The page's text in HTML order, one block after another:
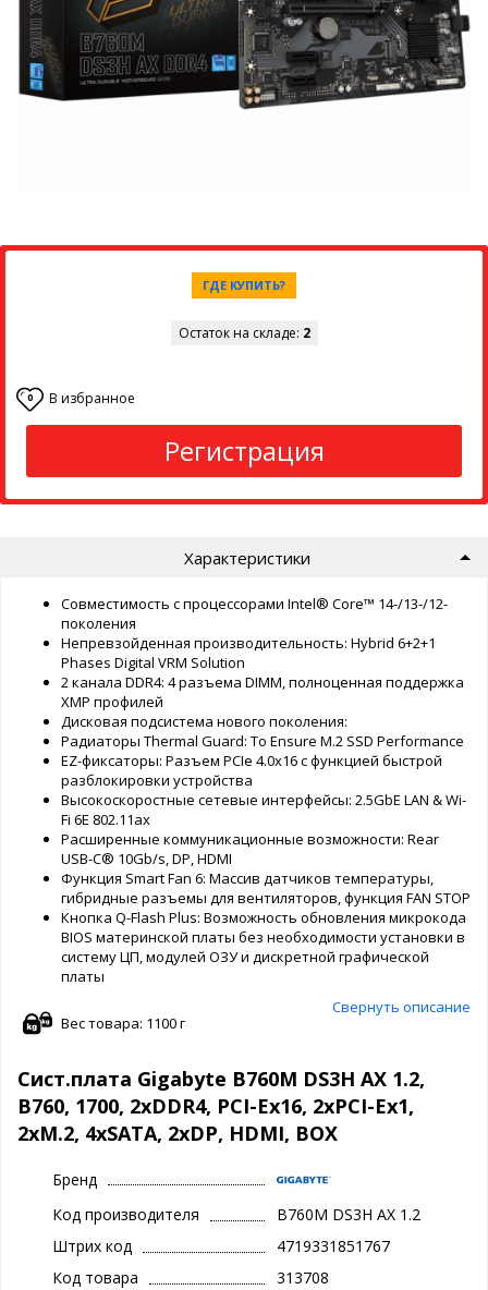
ГДЕ КУПИТЬ?
Остаток на складе: 2
0 В избранное
Регистрация
Характеристики
Совместимость с процессорами Intel® Core™ 14-/13-/12-
поколения
Непревзойденная производительность: Hybrid 6+2+1
Phases Digital VRM Solution
2 канала DDR4: 4 разъема DIMM, полноценная поддержка
XMP профилей
Дисковая подсистема нового поколения:
Радиаторы Thermal Guard: To Ensure M.2 SSD Performance
EZ-фиксаторы: Разъем PCIe 4.0x16 с функцией быстрой
разблокировки устройства
Высокоскоростные сетевые интерфейсы: 2.5GbE LAN & Wi-
Fi 6E 802.11ax
Расширенные коммуникационные возможности: Rear
USB-C® 10Gb/s, DP, HDMI
Функция Smart Fan 6: Массив датчиков температуры,
гибридные разъемы для вентиляторов, функция FAN STOP
Кнопка Q-Flash Plus: Возможность обновления микрокода
BIOS материнской платы без необходимости установки в
систему ЦП, модулей ОЗУ и дискретной графической
платы
Свернуть описание
Вес товара: 1100 г
Сист.плата Gigabyte B760M DS3H AX 1.2,
B760, 1700, 2xDDR4, PCI-Ex16, 2xPCI-Ex1,
2xM.2, 4xSATA, 2xDP, HDMI, BOX
Бренд
Код производителя
B760M DS3H AX 1.2
Штрих код
4719331851767
Код товара
313708